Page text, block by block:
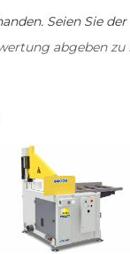
Seien Sie
abgeben zu